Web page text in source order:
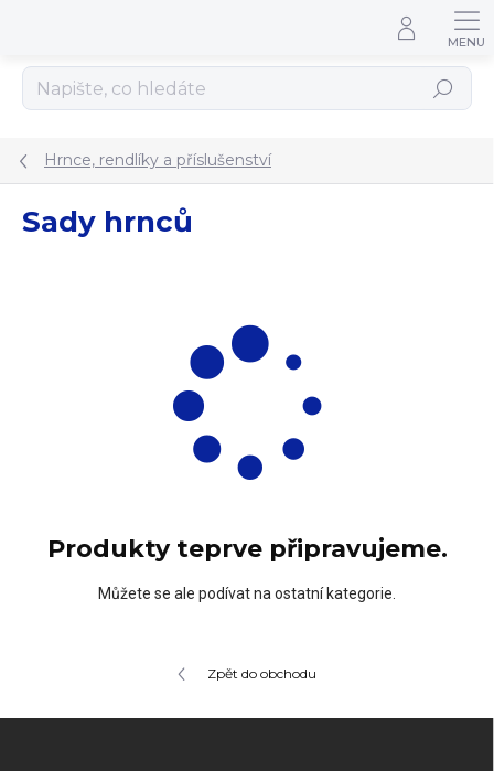
Hledat
Hrnce, rendlíky a příslušenství
Sady hrnců
Produkty teprve připravujeme.
Můžete se ale podívat na ostatní kategorie.
Zpět do obchodu